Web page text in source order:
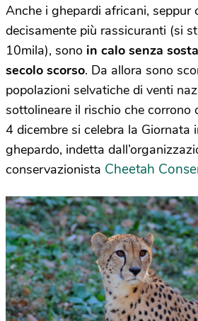
Anche i ghepardi africani, seppur
decisamente più rassicuranti (si
10mila), sono in calo senza
secolo scorso. Da allora sono
popolazioni selvatiche di venti
sottolineare il rischio che corrono
4 dicembre si celebra la Giornata
ghepardo, indetta
conservazionista Cheetah